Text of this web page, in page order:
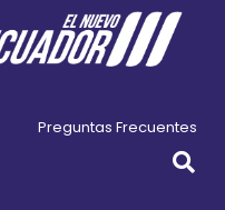
Preguntas Frecuentes